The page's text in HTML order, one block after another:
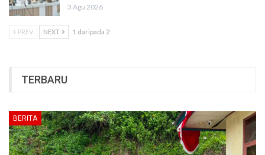
3 Agu 2026
PREV NEXT 1 daripada 2
TERBARU
BERITA